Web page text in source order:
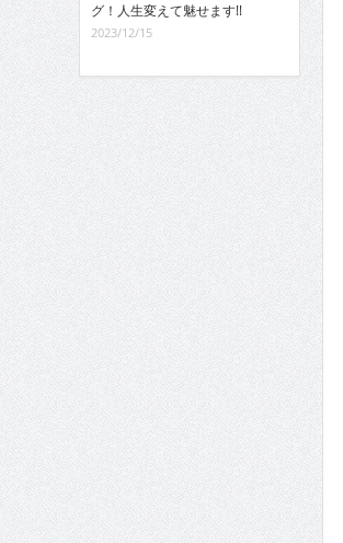
グ！人生変えて魅せます!!
2023/12/15